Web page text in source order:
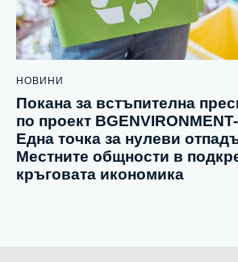
НОВИНИ
Покана за встъпителна
по проект
Една точка за нулеви
Местните общности в
кръговата икономика